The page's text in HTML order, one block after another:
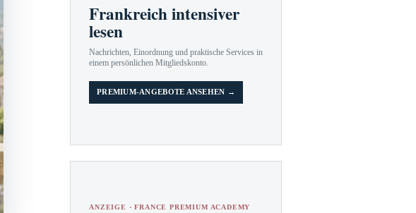
Frankreich intensiver
lesen
Nachrichten, Einordnung und praktische Services in
einem persönlichen Mitgliedskonto.
PREMIUM-ANGEBOTE ANSEHEN →
ANZEIGE · FRANCE PREMIUM ACADEMY